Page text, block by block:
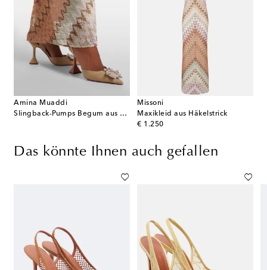
Amina Muaddi
Slingback-Pumps Begum aus Veloursleder
Missoni
Maxikleid aus Häkelstrick
€ 1.250
original price
Das könnte Ihnen auch gefallen